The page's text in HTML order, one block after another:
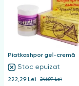
Piatkashpor gel-cremă
Stoc epuizat
222,29 Lei 246,99 Lei